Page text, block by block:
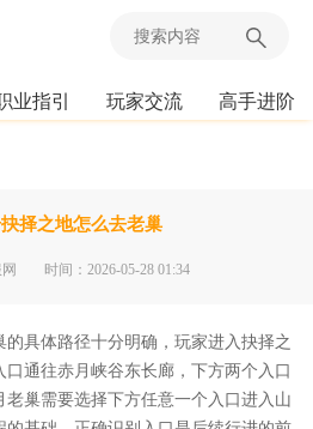
业指引 玩家交流 高手进阶
择之地怎么去老巢
时间：2026-05-28 01:34
的具体路径十分明确，玩家进入抉择之
通往赤月峡谷东长廊，下方两个入口
巢需要选择下方任意一个入口进入山